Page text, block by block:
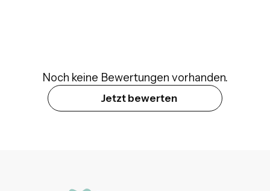
Noch keine Bewertungen vorhanden.
Jetzt bewerten